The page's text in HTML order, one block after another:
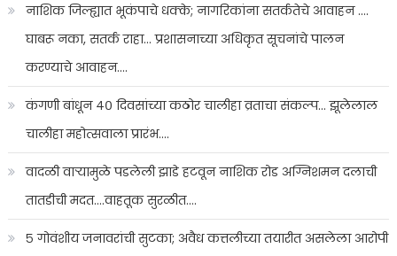
नाशिक जिल्ह्यात भूकंपाचे धक्के; नागरिकांना सतर्कतेचे आवाहन ….
घाबरू नका, सतर्क राहा… प्रशासनाच्या अधिकृत सूचनांचे पालन
करण्याचे आवाहन….
कंगणी बांधून ४० दिवसांच्या कठोर चालीहा व्रताचा संकल्प… झूलेलाल
चालीहा महोत्सवाला प्रारंभ….
वादळी वाऱ्यामुळे पडलेली झाडे हटवून नाशिक रोड अग्निशमन दलाची
तातडीची मदत….वाहतूक सुरळीत….
५ गोवंशीय जनावरांची सुटका; अवैध कत्तलीच्या तयारीत असलेला आरोपी